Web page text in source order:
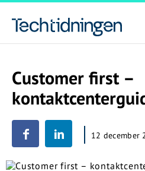
Customer first –
12 december